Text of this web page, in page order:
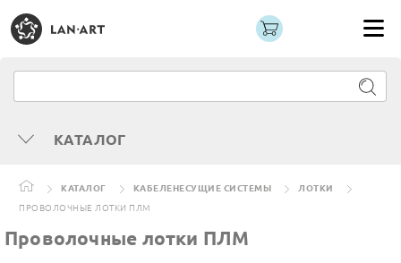
КАТАЛОГ
КАТАЛОГ КАБЕЛЕНЕСУЩИЕ СИСТЕМЫ
ЛОТКИ
ПРОВОЛОЧНЫЕ ЛОТКИ ПЛМ
Проволочные лотки ПЛМ